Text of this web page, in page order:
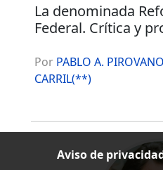
La denominada
Federal. Crítica y
Por PABLO A.
CARRIL(**)
Aviso de